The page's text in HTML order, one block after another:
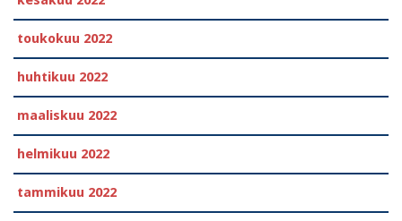
toukokuu 2022
huhtikuu 2022
maaliskuu 2022
helmikuu 2022
tammikuu 2022